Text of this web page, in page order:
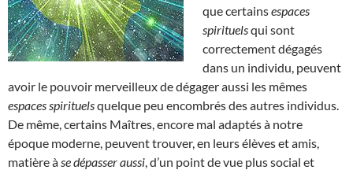
que certainsespaces
spirituelsqui sont
correctement dégagés
dans un individu, peuvent
avoir le pouvoir merveilleux de dégager aussi les mêmes
espaces spirituelsquelque peu encombrés des autres individus.
De même, certains Maîtres, encore mal adaptés à notre
époque moderne, peuvent trouver, en leurs élèves et amis,
matière à se dépasser aussi , d’un point de vue plus social et